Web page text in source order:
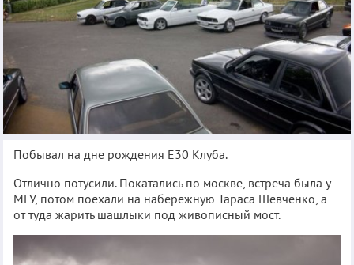
Побывал на дне рождения Е30 Клуба.
Отлично потусили. Покатались по москве, встреча была у
МГУ, потом поехали на набережную Тараса Шевченко, а
от туда жарить шашлыки под живописный мост.